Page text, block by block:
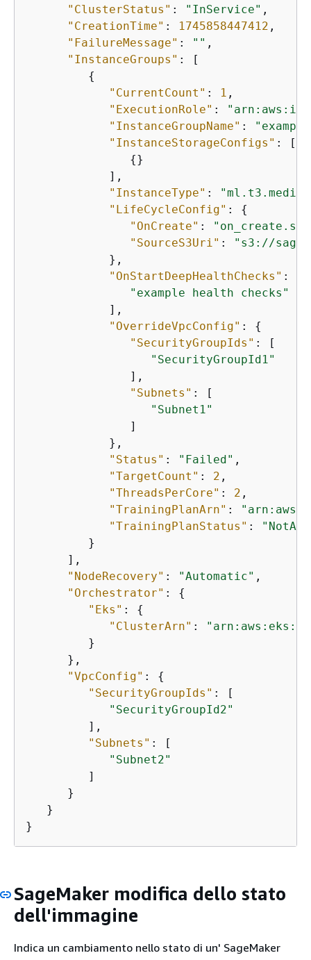
"ClusterStatus" : "InService" ,
"CreationTime" : 1745858447412 ,
"FailureMessage" : "" ,
"InstanceGroups" : [
{
"CurrentCount" : 1 ,
"ExecutionRole" :
"InstanceGroupName" :
"InstanceStorageConfigs" : [
{}
            ],
"InstanceType" :
"LifeCycleConfig" : {
"OnCreate" : "on_create.sh"
"SourceS3Uri" :
"s3://
            },
"OnStartDeepHealthChecks" : [
"example health checks"
            ],
"OverrideVpcConfig" : {
"SecurityGroupIds" : [
"SecurityGroupId1"
               ],
"Subnets" : [
"Subnet1"
               ]
            },
"Status" : "Failed" ,
"TargetCount" : 2 ,
"ThreadsPerCore" : 2 ,
"TrainingPlanArn" :
"TrainingPlanStatus" :
         }
      ],
"NodeRecovery" : "Automatic" ,
"Orchestrator" : {
"Eks" : {
"ClusterArn" :
         }
      },
"VpcConfig" : {
"SecurityGroupIds" : [
"SecurityGroupId2"
         ],
"Subnets" : [
"Subnet2"
         ]
      }
   }
}
SageMaker modifica dello stato
dell'immagine
Indica un cambiamento nello stato di un' SageMaker